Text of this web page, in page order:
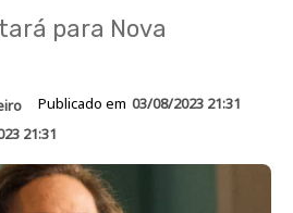
para Nova
Publicado em 03/08/2023 21:31
21:31